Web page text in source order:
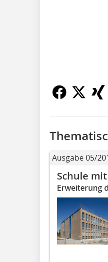
Ausgabe 05/
Schule
Erweiterung